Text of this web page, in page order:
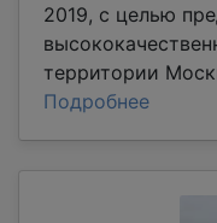
2019, с целью
территории
Подробнее